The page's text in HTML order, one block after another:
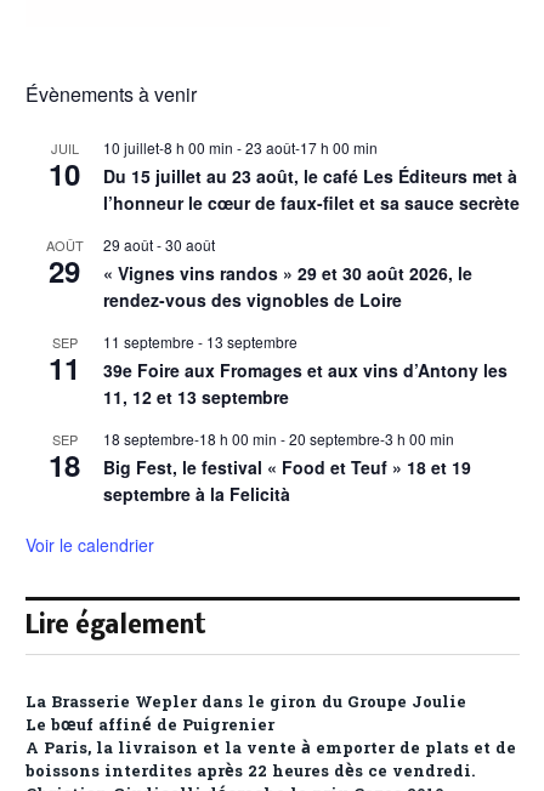
Évènements à venir
JUIL
10
10 juillet-8 h 00 min -23 août-17 h 00 min
Du 15 juillet au 23 août, le café Les Éditeurs met à
l’honneur le cœur de faux-filet et sa sauce secrète
AOÛT
29
29 août-30 août
« Vignes vins randos » 29 et 30 août 2026, le
rendez-vous des vignobles de Loire
SEP
11
11 septembre - 13 septembre
39e Foire aux Fromages et aux vins d’Antony les
11, 12 et 13 septembre
SEP
18
18 septembre-18 h 00 min -20 septembre-3 h 00 min
Big Fest, le festival « Food et Teuf » 18 et 19
septembre à la Felicità
Voir le calendrier
Lire également
La Brasserie Wepler dans le giron du Groupe Joulie
Le bœuf affiné de Puigrenier
A Paris, la livraison et la vente à emporter de plats et de
boissons interdites après 22 heures dès ce vendredi.